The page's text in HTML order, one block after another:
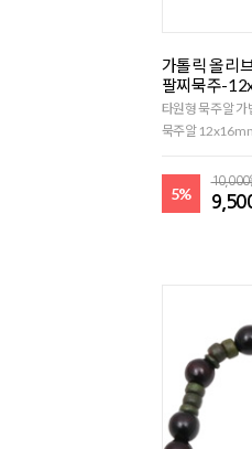
가톨릭 올리
팔찌묵주-
타원형 묵주알
묵주알
5%
10,000